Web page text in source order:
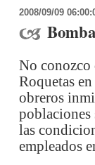
2008/09/09
No conozco
Roquetas
obreros
poblaciones
las
empleados